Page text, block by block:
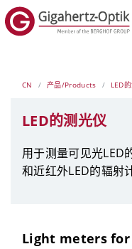
CN 产品/Products LED
LED的测光仪
用于测量可见光LED
和近红外LED的辐射
Light meters